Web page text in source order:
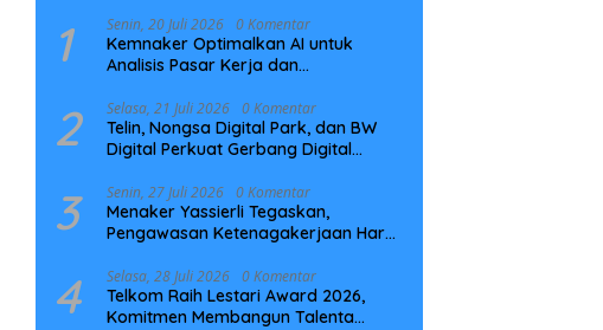
1 Senin, 20 Juli 2026 0 Komentar
Kemnaker Optimalkan AI untuk
Analisis Pasar Kerja dan
2 Selasa, 21 Juli 2026 0 Komentar
Telin, Nongsa Digital Park, dan BW
Digital Perkuat Gerbang Digital
NCC
3 Senin, 27 Juli 2026 0 Komentar
Menaker Yassierli Tegaskan,
Pengawasan Ketenagakerjaan Harus
4 Selasa, 28 Juli 2026 0 Komentar
Telkom Raih Lestari Award 2026,
Komitmen Membangun Talenta